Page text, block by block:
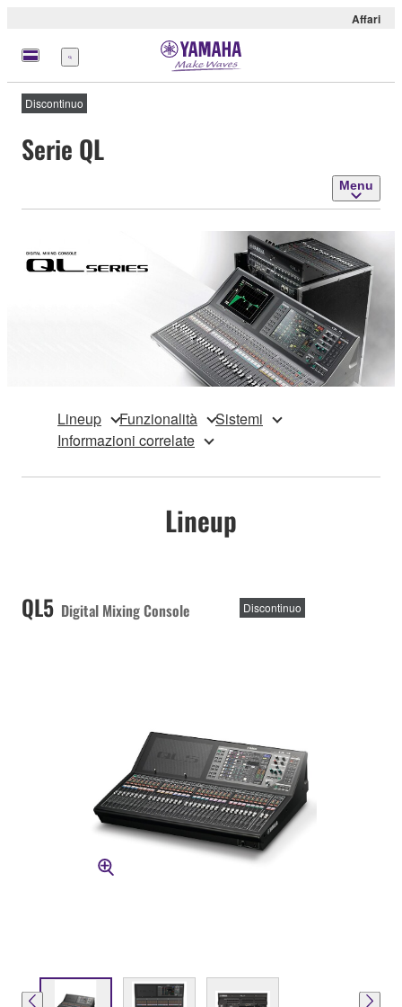
Affari
Menu
Discontinuo
Serie QL
Menu
Lineup Funzionalità
Sistemi
Informazioni correlate
Lineup
QL5 Digital Mixing Console Discontinuo